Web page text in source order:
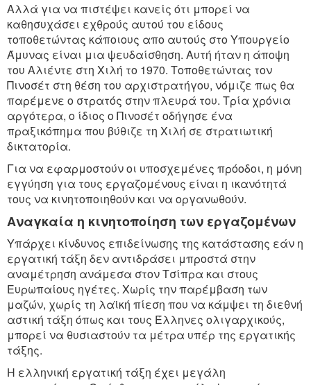
Αλλά για να πιστέψει κανείς ότι μπορεί να
καθησυχάσει εχθρούς αυτού του είδους
τοποθετώντας κάποιους απο αυτούς στο Υπουργείο
Άμυνας είναι μια ψευδαίσθηση. Αυτή ήταν η άποψη
του Αλιέντε στη Χιλή το 1970. Τοποθετώντας τον
Πινοσέτ στη θέση του αρχιστρατήγου, νόμιζε πως θα
παρέμενε ο στρατός στην πλευρά του. Τρία χρόνια
αργότερα, ο ίδιος ο Πινοσέτ οδήγησε ένα
πραξικόπημα που βύθιζε τη Χιλή σε στρατιωτική
δικτατορία.
Για να εφαρμοστούν οι υποσχεμένες πρόοδοι, η μόνη
εγγύηση για τους εργαζομένους είναι η ικανότητά
τους να κινητοποιηθούν και να οργανωθούν.
Αναγκαία η κινητοποίηση των εργαζομένων
Υπάρχει κίνδυνος επιδείνωσης της κατάστασης εάν η
εργατική τάξη δεν αντιδράσει μπροστά στην
αναμέτρηση ανάμεσα στον Τσίπρα και στους
Ευρωπαίους ηγέτες. Χωρίς την παρέμβαση των
μαζών, χωρίς τη λαϊκή πίεση που να κάμψει τη διεθνή
αστική τάξη όπως και τους Έλληνες ολιγαρχικούς,
μπορεί να θυσιαστούν τα μέτρα υπέρ της εργατικής
τάξης.
Η ελληνική εργατική τάξη έχει μεγάλη